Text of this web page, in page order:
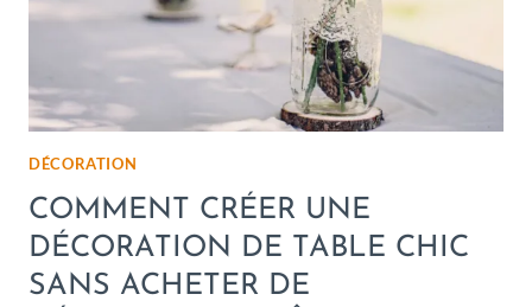
DÉCORATION
COMMENT CRÉER UNE
DÉCORATION DE TABLE CHIC
SANS ACHETER DE